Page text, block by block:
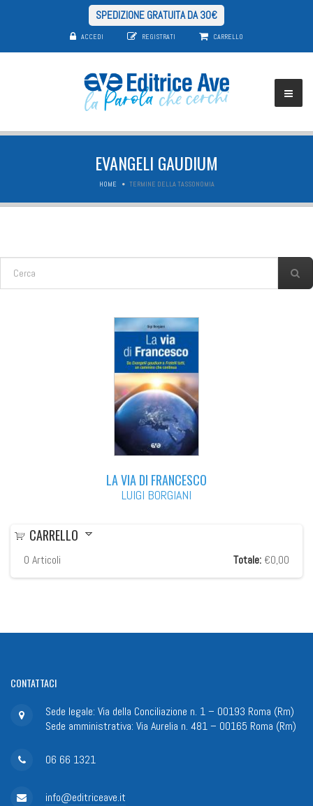
SPEDIZIONE GRATUITA DA 30€
ACCEDI REGISTRATI CARRELLO
EVANGELI GAUDIUM
HOME TERMINE DELLA TASSONOMIA
FORM DI RICERCA
LA VIA DI FRANCESCO
LUIGI BORGIANI
CARRELLO
0 Articoli Totale: €0,00
CONTATTACI
Sede legale: Via della Conciliazione n. 1 – 00193 Roma (Rm)
Sede amministrativa: Via Aurelia n. 481 – 00165 Roma (Rm)
06 66 1321
info@editriceave.it